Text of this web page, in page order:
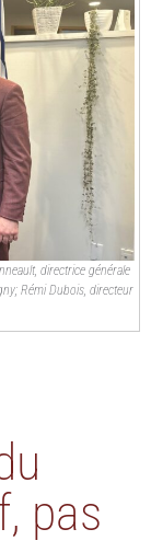
directrice générale
Rémi Dubois, directeur
pas